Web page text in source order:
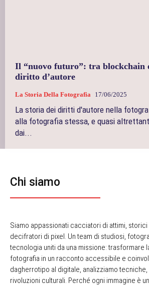
Il “nuovo futuro”: tra blockchain
diritto d’autore
La Storia Della Fotografia 17/06/2025
La storia dei diritti d'autore nella
alla fotografia stessa, e quasi
dai...
Chi siamo
Siamo appassionati cacciatori di attimi,
decifratori di pixel. Un team di studiosi,
tecnologia uniti da una missione: trasformare
fotografia in un racconto accessibile e
dagherrotipo al digitale, analizziamo
rivoluzioni culturali. Perché ogni immagine è